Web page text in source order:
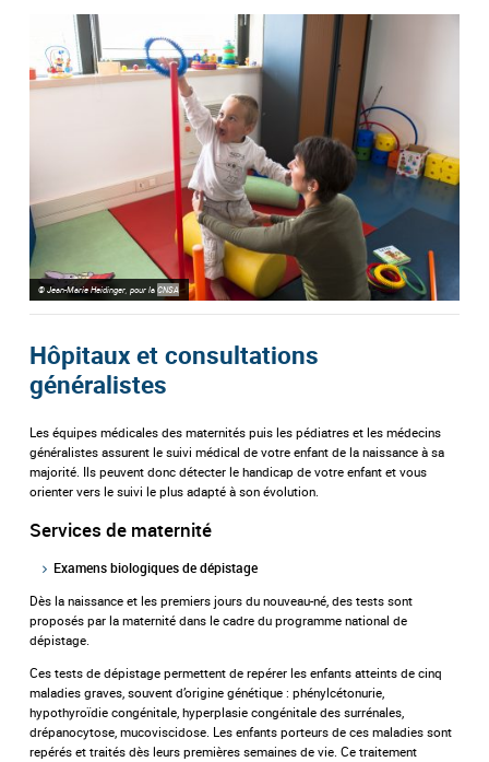
© Jean-Marie Heidinger, pour laCNSA
Hôpitaux et consultations
généralistes
Les équipes médicales des maternités puis les pédiatres et les médecins
généralistes assurent le suivi médical de votre enfant de la naissance à sa
majorité. Ils peuvent donc détecter le handicap de votre enfant et vous
orienter vers le suivi le plus adapté à son évolution.
Services de maternité
Examens biologiques de dépistage
Dès la naissance et les premiers jours du nouveau-né, des tests sont
proposés par la maternité dans le cadre du programme national de
dépistage.
Ces tests de dépistage permettent de repérer les enfants atteints de cinq
maladies graves, souvent d’origine génétique : phénylcétonurie,
hypothyroïdie congénitale, hyperplasie congénitale des surrénales,
drépanocytose, mucoviscidose. Les enfants porteurs de ces maladies sont
repérés et traités dès leurs premières semaines de vie. Ce traitement